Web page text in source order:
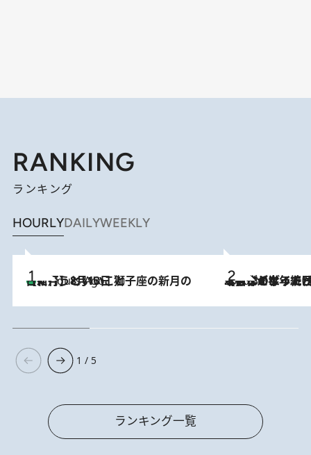
RANKING
ランキング
HOURLYDAILYWEEKLY
4 Hours Ago
【新月】8月13日 獅子座の新月の日に行うといいこと 2026.8.3
【自作のダイエットノートは攻略本】ダイエットが「苦しいもの」ではなくなった日。50代フードライターが半年続けられた理由は“楽しむこと”
1 / 5
ランキング一覧